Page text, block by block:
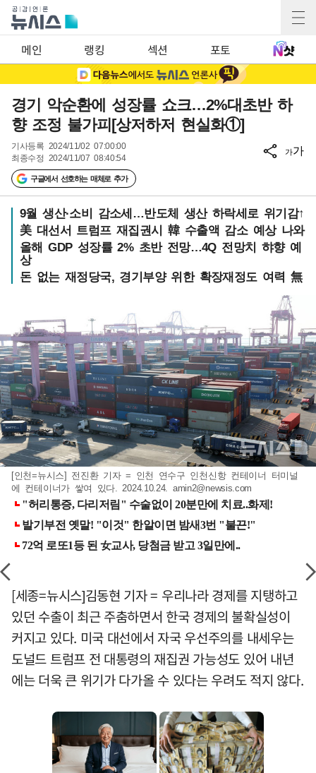
메인 랭킹 섹션 포토
경기 악순환에 성장률 쇼크…2%대초반 하
향 조정 불가피[상저하저 현실화①]
기사등록 2024/11/02 07:00:00
최종수정 2024/11/07 08:40:54
구글에서 선호하는 매체로 추가
가가
9월 생산·소비 감소세…반도체 생산 하락세로 위기감↑
美 대선서 트럼프 재집권시 韓 수출액 감소 예상 나와
올해 GDP 성장률 2% 초반 전망…4Q 전망치 햐향 예
상
돈 없는 재정당국, 경기부양 위한 확장재정도 여력 無
[인천=뉴시스] 전진환 기자 = 인천 연수구 인천신항 컨테이너 터미널
에 컨테이너가 쌓여 있다. 2024.10.24. amin2@newsis.com
[세종=뉴시스]김동현 기자 = 우리나라 경제를 지탱하고
있던 수출이 최근 주춤하면서 한국 경제의 불확실성이
커지고 있다. 미국 대선에서 자국 우선주의를 내세우는
도널드 트럼프 전 대통령의 재집권 가능성도 있어 내년
에는 더욱 큰 위기가 다가올 수 있다는 우려도 적지 않다.